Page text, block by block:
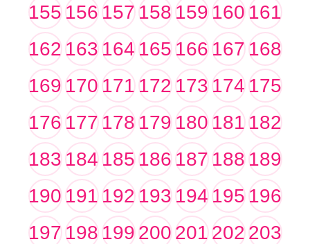
155156157158159160161
162163164165166167168
169170171172173174175
176177178179180181182
183184185186187188189
190191192193194195196
197198199200201202203